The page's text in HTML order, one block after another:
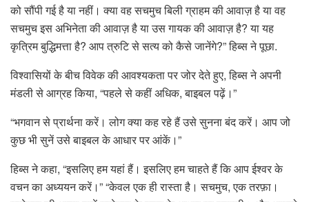
को सौंपी गई है या नहीं। क्या वह सचमुच बिली ग्राहम की आवाज़ है या वह
सचमुच इस अभिनेता की आवाज़ है या उस गायक की आवाज़ है? या यह
कृत्रिम बुद्धिमत्ता है? आप त्रुटि से सत्य को कैसे जानेंगे?” हिब्स ने पूछा.
विश्वासियों के बीच विवेक की आवश्यकता पर जोर देते हुए, हिब्स ने अपनी
मंडली से आग्रह किया, “पहले से कहीं अधिक, बाइबल पढ़ें।”
“भगवान से प्रार्थना करें। लोग क्या कह रहे हैं उसे सुनना बंद करें। आप जो
कुछ भी सुनें उसे बाइबल के आधार पर आंकें।”
हिब्स ने कहा, “इसलिए हम यहां हैं। इसलिए हम चाहते हैं कि आप ईश्वर के
वचन का अध्ययन करें।” “केवल एक ही रास्ता है। सचमुच, एक तरफ़ा।